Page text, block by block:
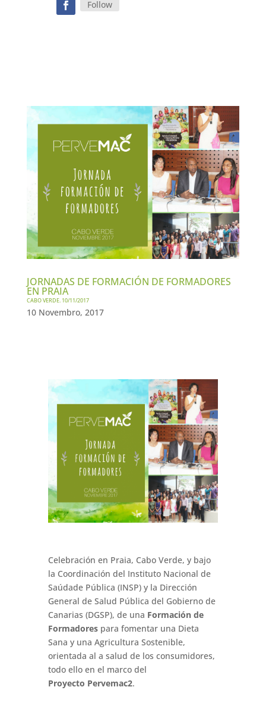
Follow
JORNADAS DE FORMACIÓN DE FORMADORES
EN PRAIA
CABO VERDE. 10/11/2017
10 Novembro, 2017
Celebración en Praia, Cabo Verde, y bajo
la Coordinación del Instituto Nacional de
Saúdade Pública (INSP)y la Dirección
General de Salud Pública del Gobierno de
Canarias (DGSP), de una Formación de
Formadorespara fomentar una Dieta
Sana y una Agricultura Sostenible,
orientada al a salud de los consumidores,
todo ello en el marco del
Proyecto Pervemac2.